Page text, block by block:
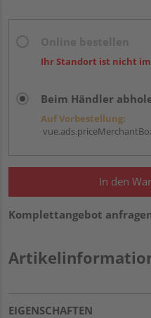
Ihr Standort ist nicht
Beim Händler
Auf Vorbestellung:
In den
Komplettangebot
EIGENSCHAFTEN